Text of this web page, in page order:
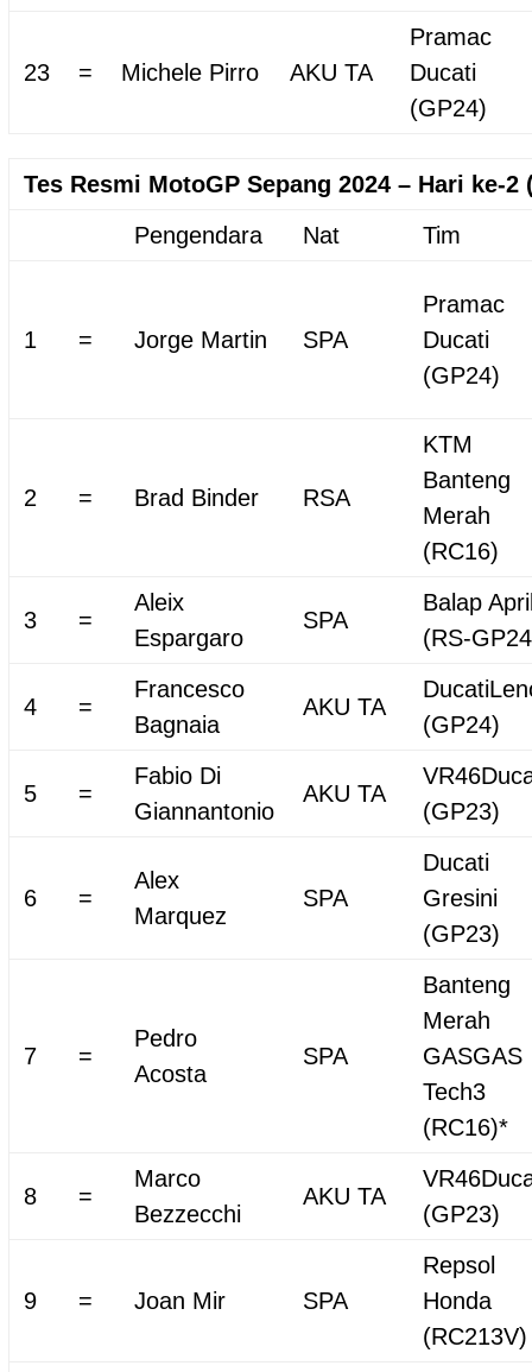
23 = Michele Pirro AKU TA
Pramac
Ducati
(GP24)
Tes Resmi MotoGP Sepang 2024 – Hari ke-2
Pengendara
Nat Tim
1 = Jorge Martin SPA
Pramac
Ducati
(GP24)
2 = Brad Binder RSA
KTM
Banteng
Merah
(RC16)
3 =
Aleix
Espargaro
SPA
Balap
(RS-
4 =
Francesco
Bagnaia
AKU TA
(GP24)
5 =
Fabio Di
Giannantonio
AKU TA
(GP23)
6 =
Alex
Marquez
SPA
Ducati
Gresini
(GP23)
7 =
Pedro
Acosta
SPA
Banteng
Merah
GASGAS
Tech3
(RC16)*
8 =
Marco
Bezzecchi
AKU TA
(GP23)
9 = Joan Mir SPA
Repsol
Honda
(RC213V)